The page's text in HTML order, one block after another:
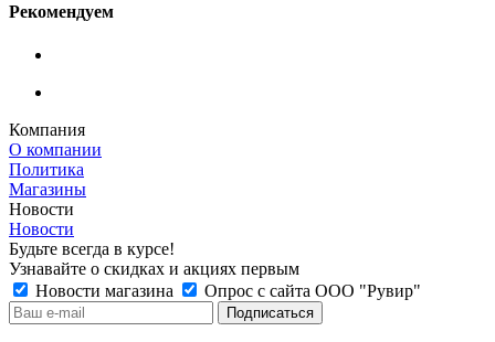
Рекомендуем
Компания
О компании
Политика
Магазины
Новости
Новости
Будьте всегда в курсе!
Узнавайте о скидках и акциях первым
Новости магазина
Опрос с сайта ООО "Рувир"